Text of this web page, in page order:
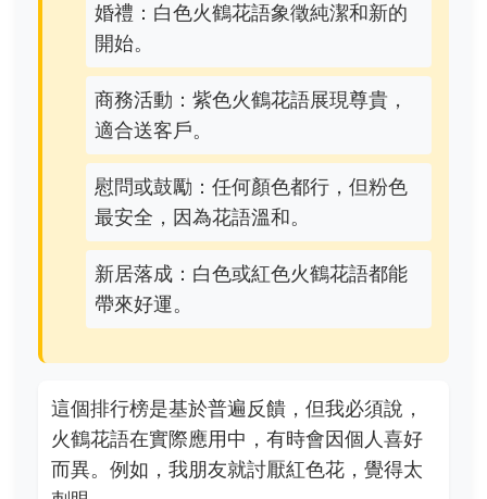
婚禮：白色火鶴花語象徵純潔和新的
開始。
商務活動：紫色火鶴花語展現尊貴，
適合送客戶。
慰問或鼓勵：任何顏色都行，但粉色
最安全，因為花語溫和。
新居落成：白色或紅色火鶴花語都能
帶來好運。
這個排行榜是基於普遍反饋，但我必須說，
火鶴花語在實際應用中，有時會因個人喜好
而異。例如，我朋友就討厭紅色花，覺得太